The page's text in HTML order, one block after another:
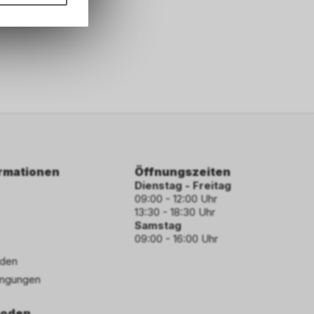
Öffnungszeiten
Dienstag - Freitag
09:00 - 12:00 Uhr
13:30 - 18:30 Uhr
Samstag
09:00 - 16:00 Uhr